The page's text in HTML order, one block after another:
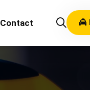
Contact